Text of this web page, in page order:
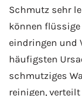
Schmutz sehr
können
eindringen und
häufigsten
schmutziges
reinigen,